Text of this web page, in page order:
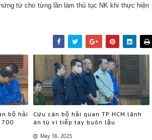
từ cho từng lần làm thủ tục NK khi thực hiện
bộ hải
Cựu cán bộ hải quan TP HCM lãnh
án tù vì tiếp tay buôn lậu
May 18, 2025